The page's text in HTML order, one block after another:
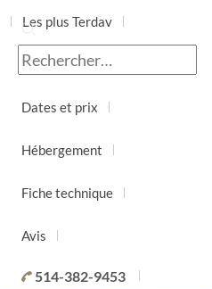
Les plus Terdav
Jour par jour
Dates et prix
Hébergement
Fiche technique
Avis
514-382-9453